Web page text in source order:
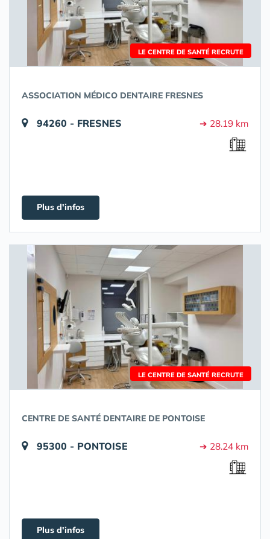
LE CENTRE DE SANTÉ RECRUTE
ASSOCIATION MÉDICO DENTAIRE FRESNES
94260 - FRESNES ➔ 28.19 km
Plus d'infos
LE CENTRE DE SANTÉ RECRUTE
CENTRE DE SANTÉ DENTAIRE DE PONTOISE
95300 - PONTOISE ➔ 28.24 km
Plus d'infos